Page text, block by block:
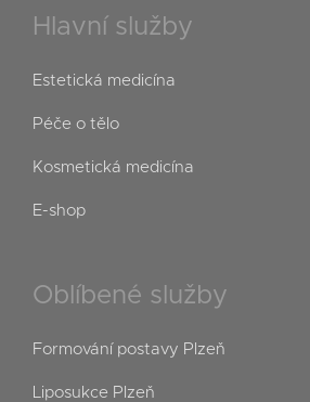
Hlavní služby
Estetická medicína
Péče o tělo
Kosmetická medicína
E-shop
Oblíbené služby
Formování postavy Plzeň
Liposukce Plzeň